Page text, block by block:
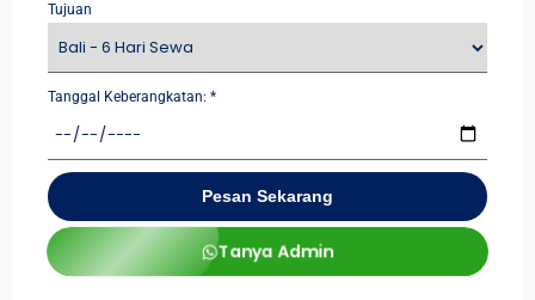
Tujuan
Tanggal Keberangkatan: *
Pesan Sekarang
Tanya Admin